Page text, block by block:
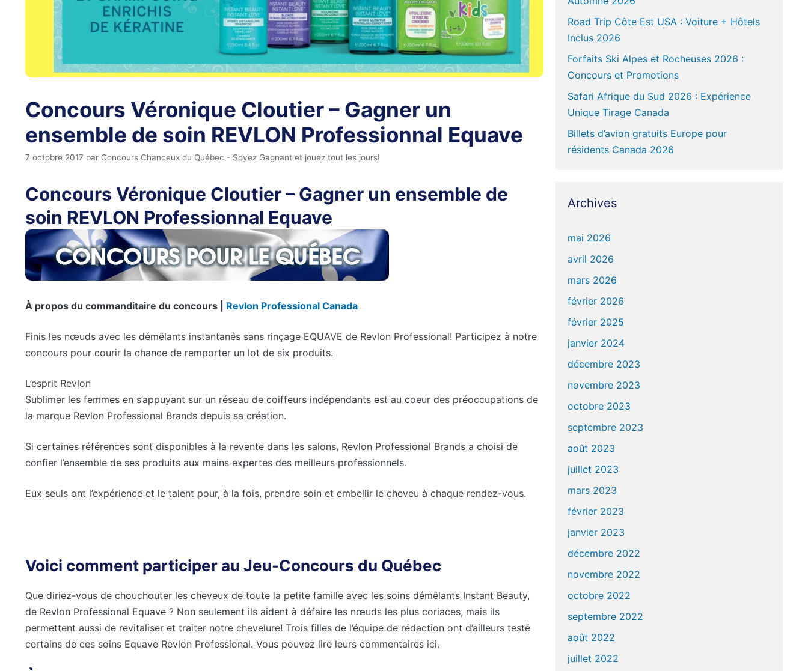
Concours Véronique Cloutier – Gagner un
ensemble de soin REVLON Professionnal Equave
7 octobre 2017 par Concours Chanceux du Québec - Soyez Gagnant et jouez tout les jours!
Concours Véronique Cloutier – Gagner un ensemble de
soin REVLON Professionnal Equave
À propos du commanditaire du concours | Revlon Professional Canada
Finis les nœuds avec les démêlants instantanés sans rinçage EQUAVE de Revlon Professional! Participez à notre
concours pour courir la chance de remporter un lot de six produits.
L’esprit Revlon
Sublimer les femmes en s’appuyant sur un réseau de coiffeurs indépendants est au coeur des préoccupations de
la marque Revlon Professional Brands depuis sa création.
Si certaines références sont disponibles à la revente dans les salons, Revlon Professional Brands a choisi de
confier l’ensemble de ses produits aux mains expertes des meilleurs professionnels.
Eux seuls ont l’expérience et le talent pour, à la fois, prendre soin et embellir le cheveu à chaque rendez-vous.
Voici comment participer au Jeu-Concours du Québec
Que diriez-vous de chouchouter les cheveux de toute la petite famille avec les soins démêlants Instant Beauty,
de Revlon Professional Equave ? Non seulement ils aident à défaire les nœuds les plus coriaces, mais ils
permettent aussi de revitaliser et traiter notre chevelure! Trois filles de l’équipe de rédaction ont d’ailleurs testé
certains de ces soins Equave Revlon Professional. Vous pouvez lire leurs commentaires ici.
Road Trip Côte Est USA : Voiture + Hôtels
Inclus 2026
Forfaits Ski Alpes et Rocheuses 2026 :
Concours et Promotions
Safari Afrique du Sud 2026 : Expérience
Unique Tirage Canada
Billets d’avion gratuits Europe pour
résidents Canada 2026
Archives
mai 2026
avril 2026
mars 2026
février 2026
février 2025
janvier 2024
décembre 2023
novembre 2023
octobre 2023
septembre 2023
août 2023
juillet 2023
mars 2023
février 2023
janvier 2023
décembre 2022
novembre 2022
octobre 2022
septembre 2022
août 2022
juillet 2022